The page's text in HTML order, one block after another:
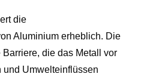
die
Aluminium erheblich. Die
die das Metall vor
und Umwelteinflüssen